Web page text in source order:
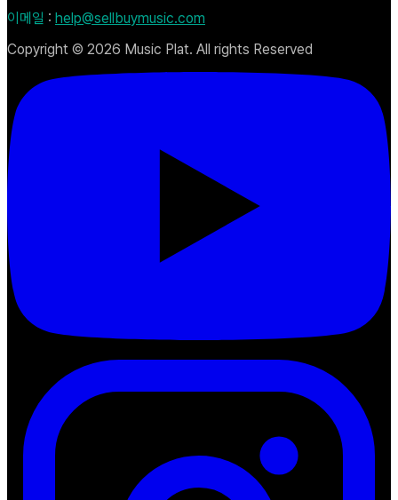
이메일 : help@sellbuymusic.com
Copyright © 2026 Music Plat. All rights Reserved